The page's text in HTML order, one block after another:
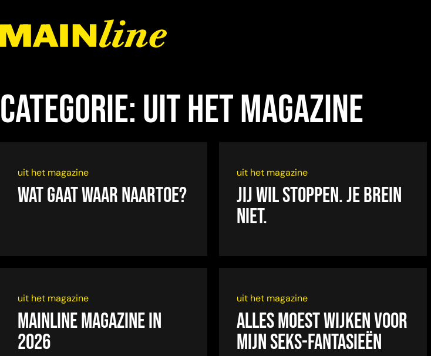
Categorie:uit het magazine
uit het magazine
Wat gaat waar naartoe?
uit het magazine
Jij wil stoppen. Je brein
niet.
uit het magazine
Mainline magazine in
2026
uit het magazine
Alles moest wijken voor
mijn seks-fantasieën